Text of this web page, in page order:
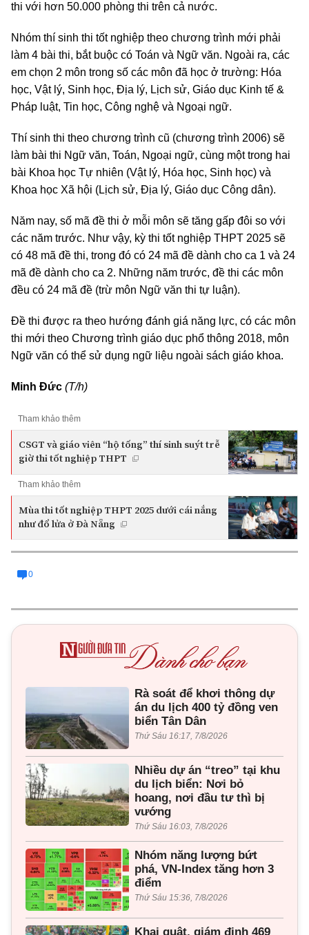
thi với hơn 50.000 phòng thi trên cả nước.
Nhóm thí sinh thi tốt nghiệp theo chương trình mới phải
làm 4 bài thi, bắt buộc có Toán và Ngữ văn. Ngoài ra, các
em chọn 2 môn trong số các môn đã học ở trường: Hóa
học, Vật lý, Sinh học, Địa lý, Lịch sử, Giáo dục Kinh tế &
Pháp luật, Tin học, Công nghệ và Ngoại ngữ.
Thí sinh thi theo chương trình cũ (chương trình 2006) sẽ
làm bài thi Ngữ văn, Toán, Ngoại ngữ, cùng một trong hai
bài Khoa học Tự nhiên (Vật lý, Hóa học, Sinh học) và
Khoa học Xã hội (Lịch sử, Địa lý, Giáo dục Công dân).
Năm nay, số mã đề thi ở mỗi môn sẽ tăng gấp đôi so với
các năm trước. Như vậy, kỳ thi tốt nghiệp THPT 2025 sẽ
có 48 mã đề thi, trong đó có 24 mã đề dành cho ca 1 và 24
mã đề dành cho ca 2. Những năm trước, đề thi các môn
đều có 24 mã đề (trừ môn Ngữ văn thi tự luận).
Đề thi được ra theo hướng đánh giá năng lực, có các môn
thi mới theo Chương trình giáo dục phổ thông 2018, môn
Ngữ văn có thể sử dụng ngữ liệu ngoài sách giáo khoa.
Minh Đức (T/h)
Tham khảo thêm
CSGT và giáo viên “hộ tống” thí sinh suýt trễ
giờ thi tốt nghiệp THPT
Tham khảo thêm
Mùa thi tốt nghiệp THPT 2025 dưới cái nắng
như đổ lửa ở Đà Nẵng
0
Rà soát để khơi thông dự
án du lịch 400 tỷ đồng ven
biển Tân Dân
Thứ Sáu 16:17, 7/8/2026
Nhiều dự án “treo” tại khu
du lịch biển: Nơi bỏ
hoang, nơi đầu tư thì bị
vướng
Thứ Sáu 16:03, 7/8/2026
Nhóm năng lượng bứt
phá, VN-Index tăng hơn 3
điểm
Thứ Sáu 15:36, 7/8/2026
Khai quật, giám định 469